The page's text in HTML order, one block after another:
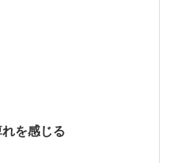
を感じる